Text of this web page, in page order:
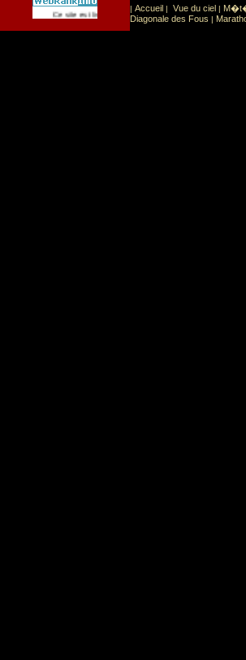
Ce site est list� dans la cat�gorie Sport: Sports
| Accueil | Vue du ciel |
Diagonale des Fous |